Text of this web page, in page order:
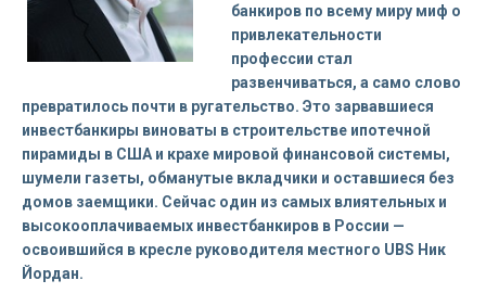
банкиров по всему миру миф о
привлекательности
профессии стал
развенчиваться, а само слово
превратилось почти в ругательство. Это зарвавшиеся
инвестбанкиры виноваты в строительстве ипотечной
пирамиды в США и крахе мировой финансовой системы,
шумели газеты, обманутые вкладчики и оставшиеся без
домов заемщики. Сейчас один из самых влиятельных и
высокооплачиваемых инвестбанкиров в России —
освоившийся в кресле руководителя местного UBS Ник
Йордан.